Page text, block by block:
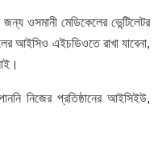
ওসমানী মেডিকেলের ভেন্টিলেটর
আইসিও এইচডিওতে রাখা যাবেনা,
নিজের প্রতিষ্ঠানের আইসিইউ,